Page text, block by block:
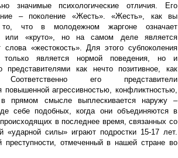
значимые психологические отличия. Его
– поколение «Жесть». «Жесть», как вы
что в молодежном жаргоне означает
или «круто», но на самом деле является
слова «жестокость». Для этого субпоколения
только является нормой поведения, но и
представителями как нечто позитивное, как
Соответственно его представители
повышенной агрессивностью, конфликтностью,
в прямом смысле выплескивается наружу –
себе подобных, когда они объединяются в
в последнее время, связанных со
силы» играют подростки 15-17 лет.
отмеченный в нашей стране во